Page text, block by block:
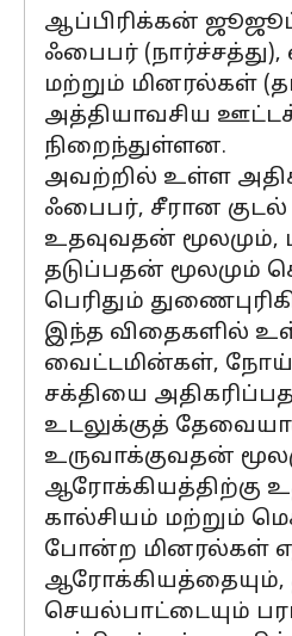
ஆப்பிரிக்கன்
ஃபைபர்
மற்றும் மினரல்கள்
அத்தியாவசிய
நிறைந்துள்ளன.
அவற்றில் உள்ள
ஃபைபர், சீரான
உதவுவதன் மூலமும்,
தடுப்பதன் மூலமும்
பெரிதும்
இந்த விதைகளில்
வைட்டமின்கள், நோய்
சக்தியை
உடலுக்குத்
உருவாக்குவதன்
ஆரோக்கியத்திற்கு
கால்சியம் மற்றும்
போன்ற மினரல்கள்
செயல்பாட்டையும்